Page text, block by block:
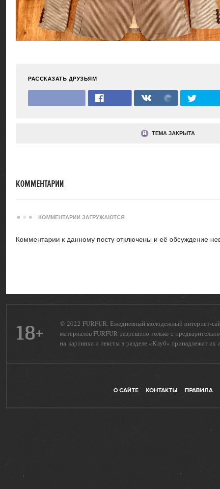
РАССКАЗАТЬ ДРУЗЬЯМ
ТЕМА ЗАКРЫТА
КОММЕНТАРИИ
КОММЕНТАРИИ ЗАГРУЖАЮТСЯ
Комментарии к данному посту отключены и её обсуждение
18+
© 2022 FURFUR. Ежедневный молодежный интернет-
материалов FURFUR разрешено только с
на картинки и тексты в разделе «Клуб» принадлежат их
О САЙТЕ КОНТАКТЫ ПРАВИЛА